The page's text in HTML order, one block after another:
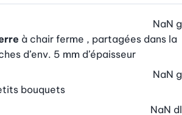
à chair ferme , partagées dans la
d’env. 5 mm d’épaisseur
NaN g
bouquets
NaN g
NaN dl